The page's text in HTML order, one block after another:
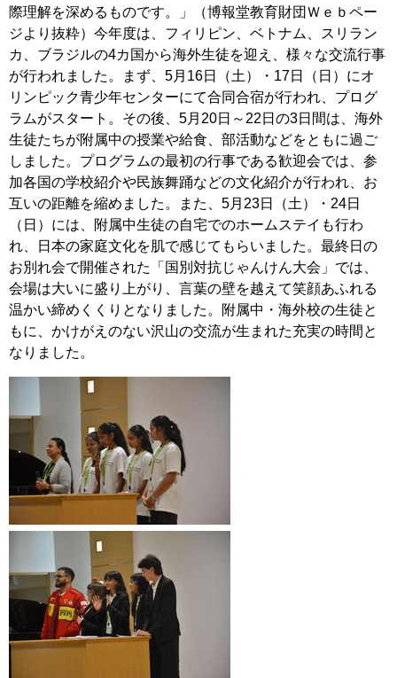
際理解を深めるものです。」（博報堂教育財団Ｗｅｂペー
ジより抜粋）今年度は、フィリピン、ベトナム、スリラン
カ、ブラジルの4カ国から海外生徒を迎え、様々な交流行事
が行われました。まず、5月16日（土）・17日（日）にオ
リンピック青少年センターにて合同合宿が行われ、プログ
ラムがスタート。その後、5月20日～22日の3日間は、海外
生徒たちが附属中の授業や給食、部活動などをともに過ご
しました。プログラムの最初の行事である歓迎会では、参
加各国の学校紹介や民族舞踊などの文化紹介が行われ、お
互いの距離を縮めました。また、5月23日（土）・24日
（日）には、附属中生徒の自宅でのホームステイも行わ
れ、日本の家庭文化を肌で感じてもらいました。最終日の
お別れ会で開催された「国別対抗じゃんけん大会」では、
会場は大いに盛り上がり、言葉の壁を越えて笑顔あふれる
温かい締めくくりとなりました。附属中・海外校の生徒と
もに、かけがえのない沢山の交流が生まれた充実の時間と
なりました。